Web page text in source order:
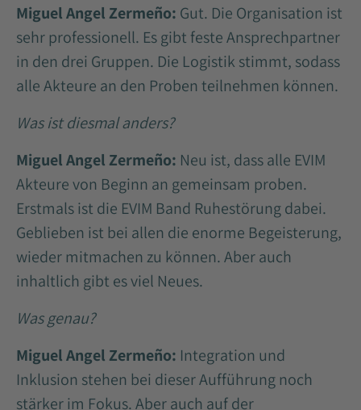
Miguel Angel Zermeño: Gut. Die Organisation ist
sehr professionell. Es gibt feste Ansprechpartner
in den drei Gruppen. Die Logistik stimmt, sodass
alle Akteure an den Proben teilnehmen können.
Was ist diesmal anders?
Miguel Angel Zermeño: Neu ist, dass alle EVIM
Akteure von Beginn an gemeinsam proben.
Erstmals ist die EVIM Band Ruhestörung dabei.
Geblieben ist bei allen die enorme Begeisterung,
wieder mitmachen zu können. Aber auch
inhaltlich gibt es viel Neues.
Was genau?
Miguel Angel Zermeño: Integration und
Inklusion stehen bei dieser Aufführung noch
stärker im Fokus. Aber auch auf der